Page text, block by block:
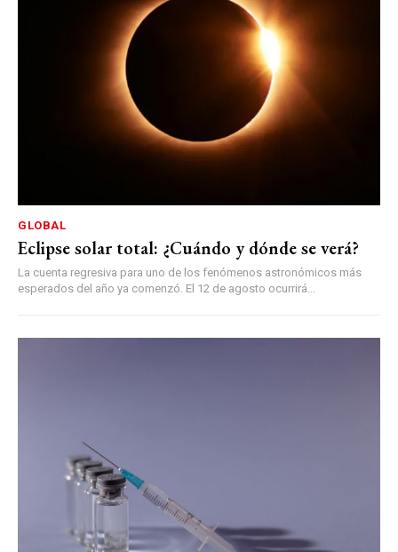
GLOBAL
Eclipse solar total: ¿Cuándo y dónde se verá?
La cuenta regresiva para uno de los fenómenos astronómicos más
esperados del año ya comenzó. El 12 de agosto ocurrirá...